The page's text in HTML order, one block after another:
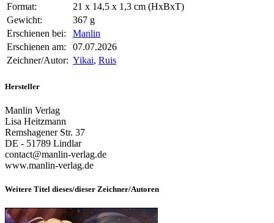
Format:
21 x 14,5 x 1,3 cm (HxBxT)
Gewicht:
367 g
Erschienen bei:
Manlin
Erschienen am:
07.07.2026
Zeichner/Autor: Yikai, Ruis
Hersteller
Manlin Verlag
Lisa Heitzmann
Remshagener Str. 37
DE - 51789 Lindlar
contact@manlin-verlag.de
www.manlin-verlag.de
Weitere Titel dieses/dieser Zeichner/Autoren